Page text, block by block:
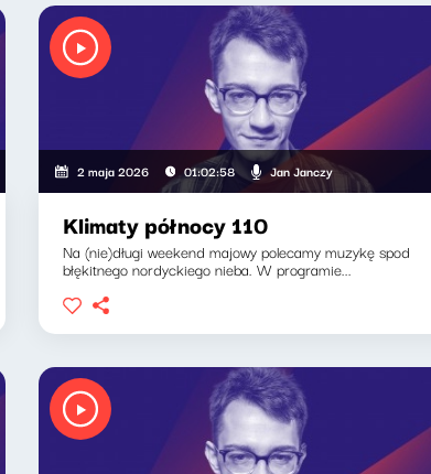
2 maja 2026 01:02:58 Jan Janczy
Klimaty północy 110
Na (nie)długi weekend majowy polecamy muzykę spod
błękitnego nordyckiego nieba. W programie...